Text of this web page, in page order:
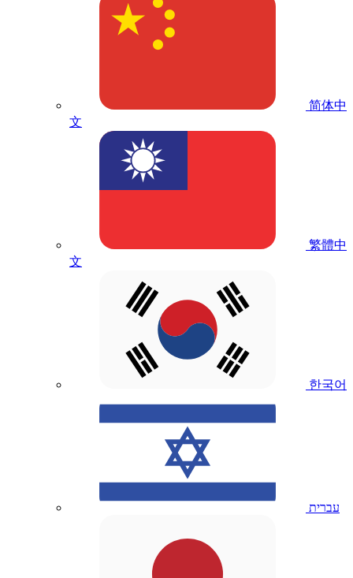
简体中
文
繁體中
文
한국어
עברית